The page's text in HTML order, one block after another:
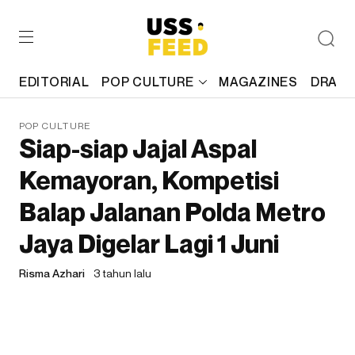
EDITORIAL POP CULTURE MAGAZINES
POP CULTURE
Siap-siap Jajal Aspal
Kemayoran, Kompetisi
Balap Jalanan Polda Metro
Jaya Digelar Lagi 1 Juni
Risma Azhari 3 tahun lalu